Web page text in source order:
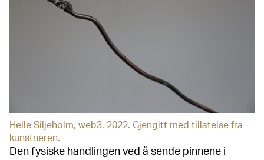
Helle Siljeholm, web3, 2022. Gjengitt med tillatelse fra
kunstneren.
Den fysiske handlingen ved å sende pinnene i